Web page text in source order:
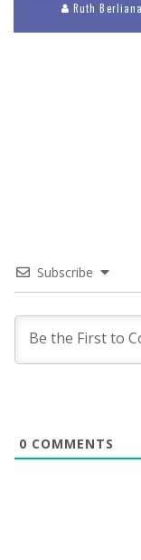
Ruth Berliana
Subscribe
0 COMMENTS